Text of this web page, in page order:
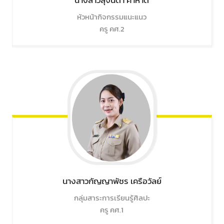
หัวหน้ากิจกรรมแนะแนว
ครู คศ.2
นางสาวกัญญาพัชร เครือวัลย์
กลุ่มสาระการเรียนรู้ศิลปะ
ครู คศ.1